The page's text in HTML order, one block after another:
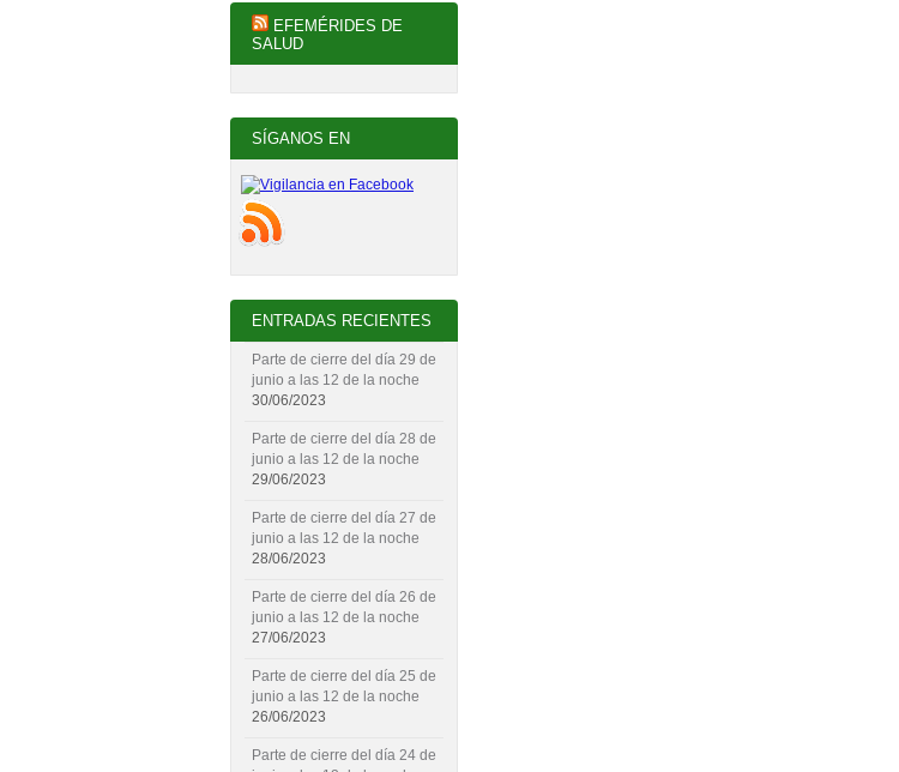
EFEMÉRIDES DE
SALUD
SÍGANOS EN
ENTRADAS RECIENTES
Parte de cierre del día 29 de
junio a las 12 de la noche
30/06/2023
Parte de cierre del día 28 de
junio a las 12 de la noche
29/06/2023
Parte de cierre del día 27 de
junio a las 12 de la noche
28/06/2023
Parte de cierre del día 26 de
junio a las 12 de la noche
27/06/2023
Parte de cierre del día 25 de
junio a las 12 de la noche
26/06/2023
Parte de cierre del día 24 de